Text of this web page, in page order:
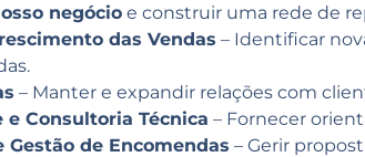
negócio e construir uma rede de
das Vendas – Identificar
– Manter e expandir relações com
e Consultoria Técnica – Fornecer
Gestão de Encomendas – Gerir